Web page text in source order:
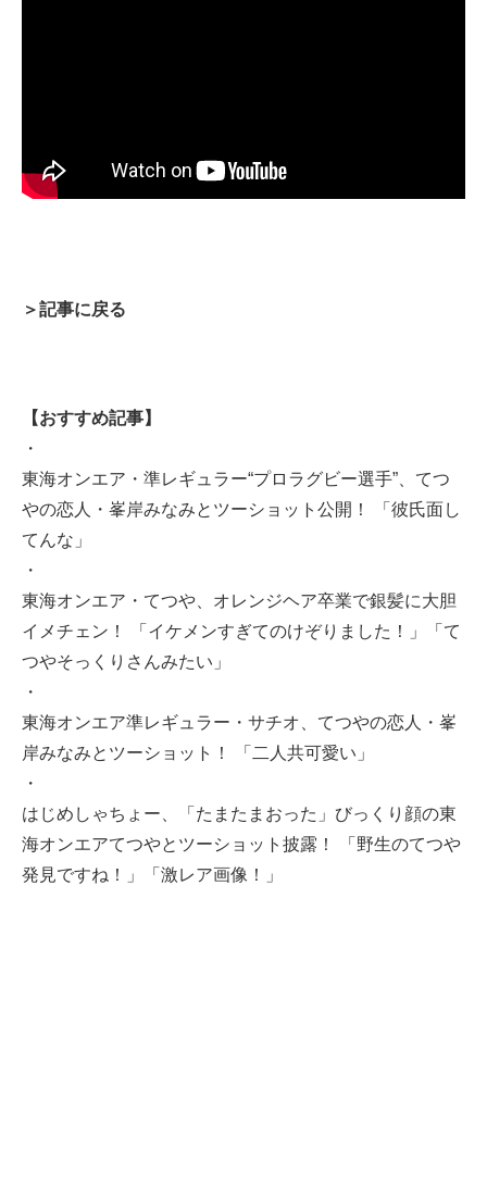
＞記事に戻る
【おすすめ記事】
・
東海オンエア・準レギュラー“プロラグビー選手”、てつ
やの恋人・峯岸みなみとツーショット公開！ 「彼氏面し
てんな」
・
東海オンエア・てつや、オレンジヘア卒業で銀髪に大胆
イメチェン！ 「イケメンすぎてのけぞりました！」「て
つやそっくりさんみたい」
・
東海オンエア準レギュラー・サチオ、てつやの恋人・峯
岸みなみとツーショット！ 「二人共可愛い」
・
はじめしゃちょー、「たまたまおった」びっくり顔の東
海オンエアてつやとツーショット披露！ 「野生のてつや
発見ですね！」「激レア画像！」